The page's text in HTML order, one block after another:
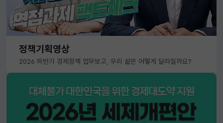
정책기획영상
2026 하반기 경제정책 업무보고, 우리 삶은 어떻게 달라질까요?